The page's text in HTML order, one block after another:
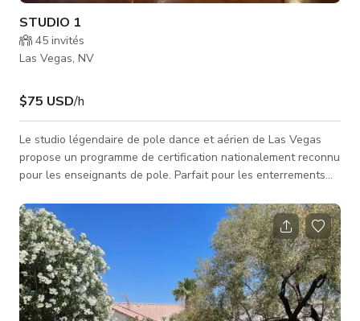
STUDIO 1
45 invités
Las Vegas, NV
$75 USD/h
Le studio légendaire de pole dance et aérien de Las Vegas
propose un programme de certification nationalement reconnu
pour les enseignants de pole. Parfait pour les enterrements
destination numéro un dans la région ! Avec une bibliothèque
vidéo de pole fitness à la demande et des cours en direct, ce
studio est votre maison ultime pour voler, faire des figures et
bouger — où que vous soyez ! Studio 1 avec 17 barres, syst